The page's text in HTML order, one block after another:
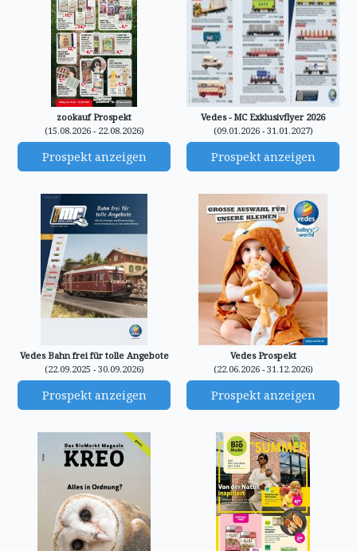
zookauf Prospekt
(15.08.2026 - 22.08.2026)
Prospekt anzeigen
Vedes - MC Exklusivflyer 2026
(09.01.2026 - 31.01.2027)
Prospekt anzeigen
Vedes Bahn frei für tolle Angebote
(22.09.2025 - 30.09.2026)
Prospekt anzeigen
Vedes Prospekt
(22.06.2026 - 31.12.2026)
Prospekt anzeigen